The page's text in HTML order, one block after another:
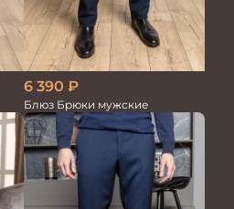
6 390 ₽
Блюз Брюки мужские